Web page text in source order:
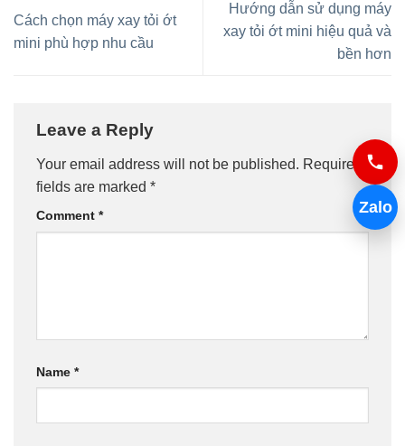
Cách chọn máy xay tỏi ớt
mini phù hợp nhu cầu
Hướng dẫn sử dụng máy
xay tỏi ớt mini hiệu quả và
bền hơn
Leave a Reply
Your email address will not be published. Required
fields are marked *
Comment *
Name *
Zalo